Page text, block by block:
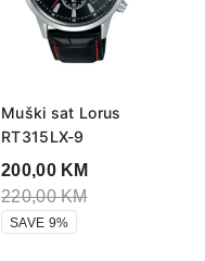
Muški sat Lorus
RT315LX-9
200,00 KM
220,00KM
SAVE 9%